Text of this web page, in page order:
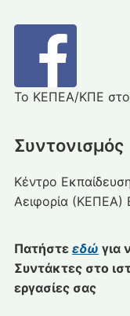
Το ΚΕΠΕΑ/ΚΠΕ
Συντονισμός
Κέντρο
Αειφορία (ΚΕΠΕΑ)
Πατήστε εδώ για
Συντάκτες στο
εργασίες σας